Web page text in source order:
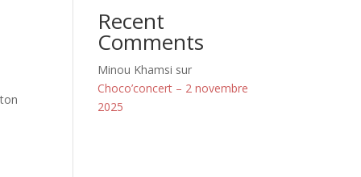
Recent
Comments
Minou Khamsi sur
Choco’concert – 2 novembre
2025